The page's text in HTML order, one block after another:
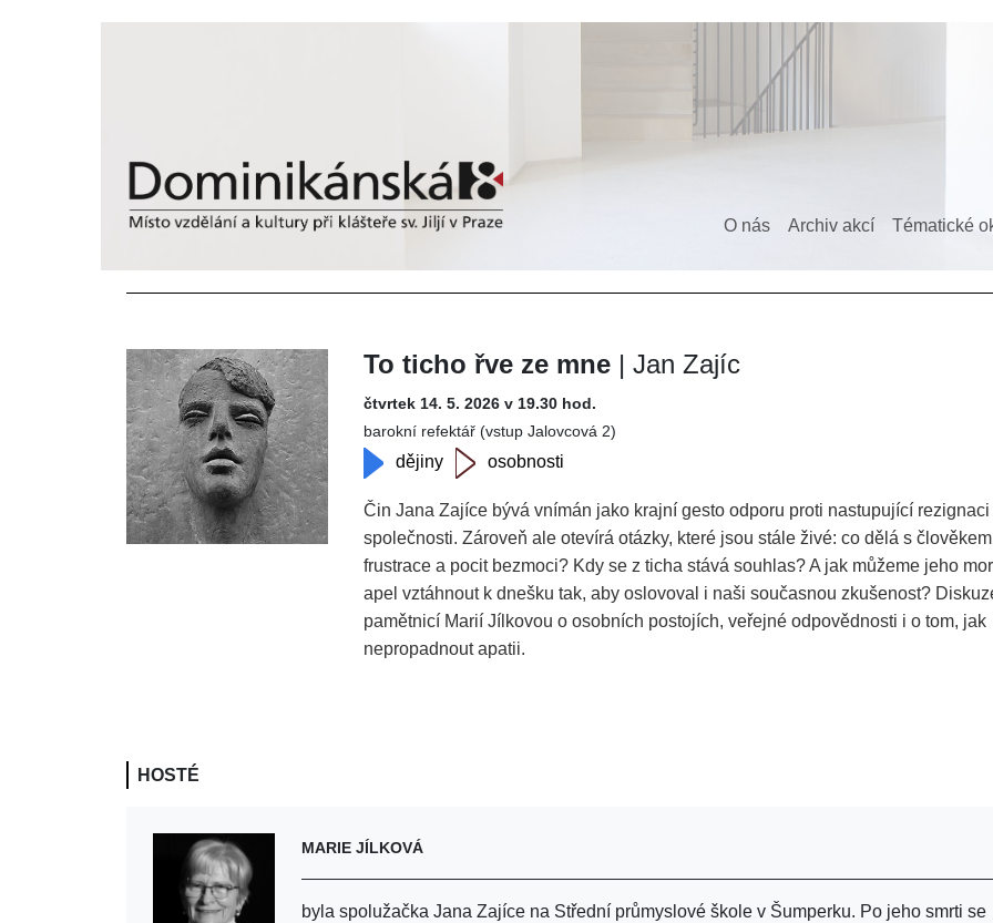
O nás Archiv akcí Tématické
To ticho řve ze mne| Jan Zajíc
čtvrtek 14. 5. 2026 v 19.30 hod.
barokní refektář (vstup Jalovcová 2)
dějiny osobnosti
Čin Jana Zajíce bývá vnímán jako krajní gesto odporu proti nastupující rezignaci
společnosti. Zároveň ale otevírá otázky, které jsou stále živé: co dělá s
frustrace a pocit bezmoci? Kdy se z ticha stává souhlas? A jak můžeme jeho
apel vztáhnout k dnešku tak, aby oslovoval i naši současnou zkušenost?
pamětnicí Marií Jílkovou o osobních postojích, veřejné odpovědnosti i o tom, jak
nepropadnout apatii.
HOSTÉ
MARIE JÍLKOVÁ
byla spolužačka Jana Zajíce na Střední průmyslové škole v Šumperku. Po jeho smrti se